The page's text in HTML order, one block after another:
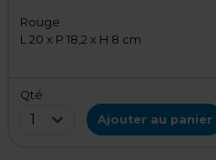
Rouge
L 20 x P 18,2 x H 8 cm
Qté
1 Ajouter au panier